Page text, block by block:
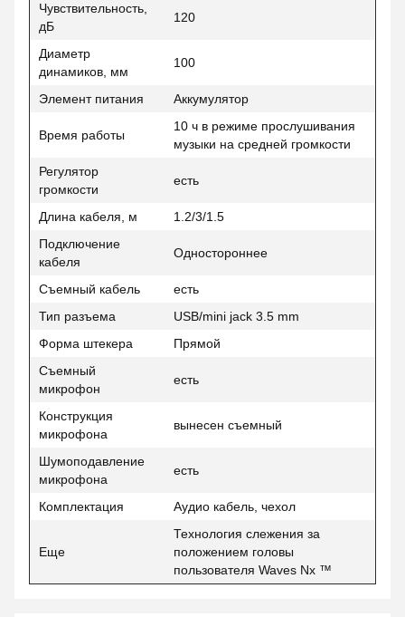
Чувствительность,
дБ
120
Диаметр
динамиков, мм
100
Элемент питания Аккумулятор
Время работы
10 ч в режиме прослушивания
музыки на средней громкости
Регулятор
громкости
есть
Длина кабеля, м
1.2/3/1.5
Подключение
кабеля
Одностороннее
Съемный кабель
есть
Тип разъема
USB/mini jack 3.5 mm
Форма штекера
Прямой
Съемный
микрофон
есть
Конструкция
микрофона
вынесен съемный
Шумоподавление
микрофона
есть
Комплектация Аудио кабель, чехол
Еще
Технология слежения за
положением головы
пользователя Waves Nx ™